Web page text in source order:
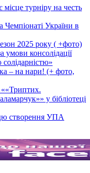
турніру на честь
Чемпіонаті України в
2025 року ( +фото)
умови консолідації
– на нари! (+ фото,
««Триптих.
у бібліотеці
створення УПА